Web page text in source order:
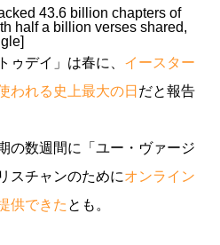
43.6 billion chapters of
half a billion verses shared,
ゥデイ」は春に、 イースター
われる史上最大の日 だと報告
の数週間に「ユー・ヴァージ
スチャンのためにオンライン
供できた とも。